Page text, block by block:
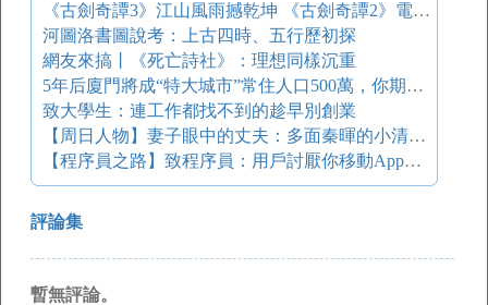
《古劍奇譚3》江山風雨撼乾坤 《古劍奇譚2》電視劇電影手游
河圖洛書圖說考：上古四時、五行歷初探
網友來搞丨《死亡詩社》：理想同樣沉重
5年后廈門將成“特大城市”常住人口500萬，你期待嗎？
致大學生：連工作都找不到的趁早別創業
【周日人物】妻子眼中的丈夫：多面秦暉的小清新與重口味
【程序員之路】致程序員：用戶討厭你移動App的八大理由
評論集
暫無評論。